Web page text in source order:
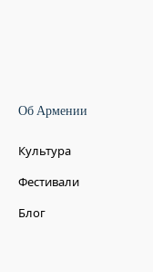
Об Армении
Культура
Фестивали
Блог